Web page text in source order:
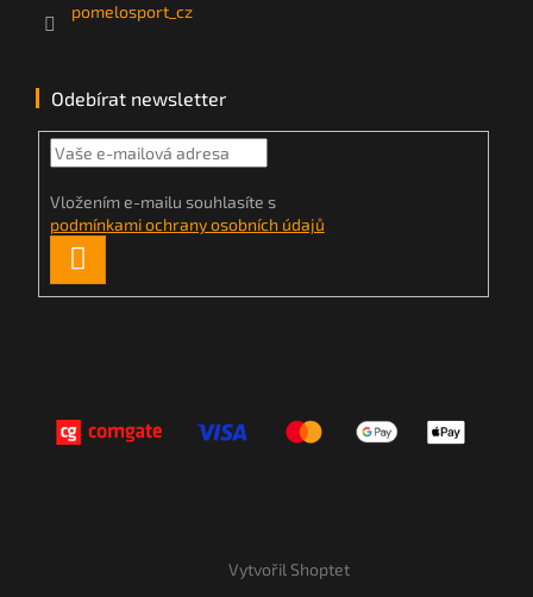
pomelosport_cz
Odebírat newsletter
Vložením e-mailu souhlasíte s
podmínkami ochrany osobních údajů
SE
Vytvořil Shoptet